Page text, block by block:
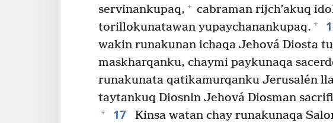
servinankupaq, + cabraman rijch’akuq
torillokunatawan yupaychanankupaq. +
wakin runakunan ichaqa Jehová Diosta
maskharqanku, chaymi paykunaqa
runakunata qatikamurqanku Jerusalén
taytankuq Diosnin Jehová Diosman
+ 17
Kinsa watan chay runakunaqa